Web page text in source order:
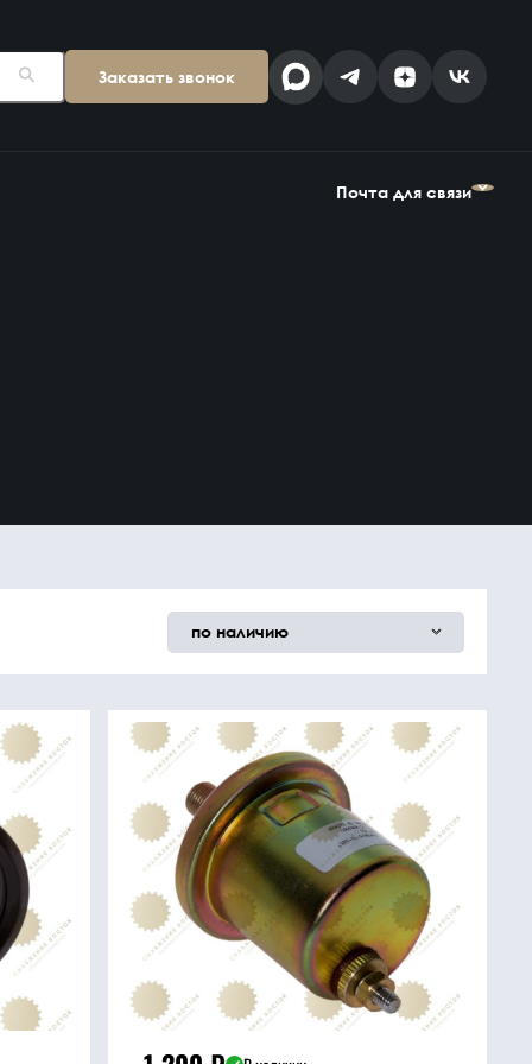
Заказать звонок
info@snab-v.ru
Найти
Почта для связи
по наличию